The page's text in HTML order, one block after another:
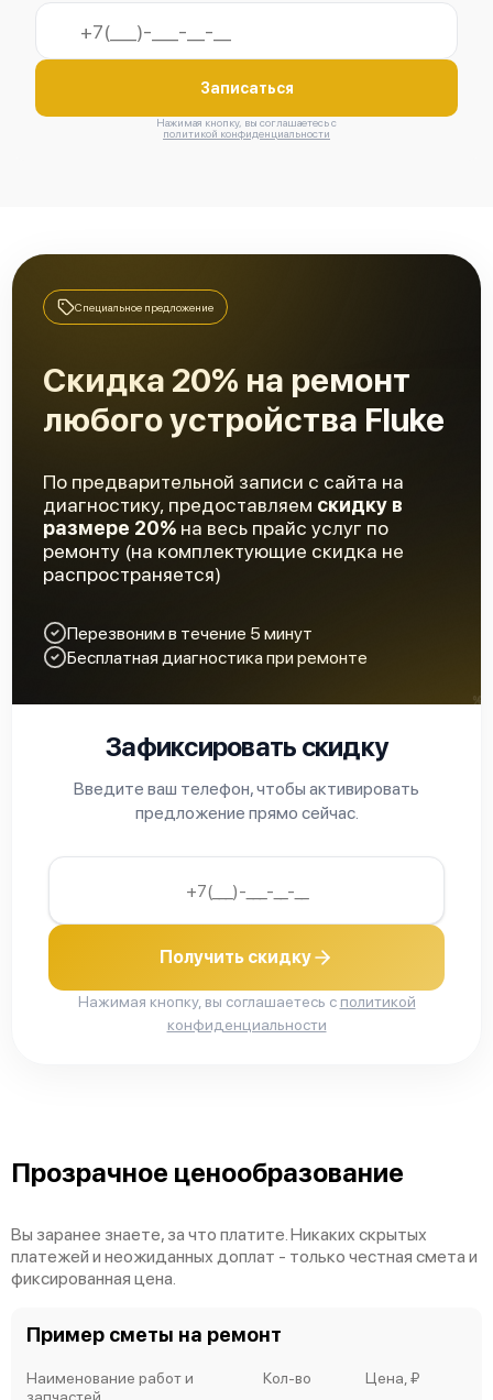
Записаться
Нажимая кнопку, вы соглашаетесь с
политикой конфиденциальности
Специальное предложение
Скидка 20% на ремонт
любого устройства Fluke
По предварительной записи с сайта на
диагностику, предоставляем скидку в
размере 20% на весь прайс услуг по
ремонту (на комплектующие скидка не
распространяется)
Перезвоним в течение 5 минут
Бесплатная диагностика при ремонте
Зафиксировать скидку
Введите ваш телефон, чтобы активировать
предложение прямо сейчас.
Получить скидку
Нажимая кнопку, вы соглашаетесь с политикой
конфиденциальности
Прозрачное ценообразование
Вы заранее знаете, за что платите. Никаких скрытых
платежей и неожиданных доплат - только честная смета и
фиксированная цена.
Пример сметы на ремонт
Наименование работ и
Кол-во Цена, ₽